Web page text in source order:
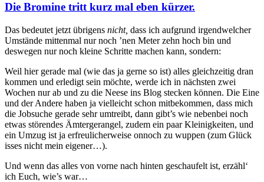
Die Bromine tritt kurz mal eben kürzer.
Das bedeutet jetzt übrigens nicht, dass ich aufgrund irgendwelcher
Umstände mittenmal nur noch ’nen Meter zehn hoch bin und
deswegen nur noch kleine Schritte machen kann, sondern:
Weil hier gerade mal (wie das ja gerne so ist) alles gleichzeitig dran
kommen und erledigt sein möchte, werde ich in nächsten zwei
Wochen nur ab und zu die Neese ins Blog stecken können. Die Eine
und der Andere haben ja vielleicht schon mitbekommen, dass mich
die Jobsuche gerade sehr umtreibt, dann gibt’s wie nebenbei noch
etwas störendes Ämtergerangel, zudem ein paar Kleinigkeiten, und
ein Umzug ist ja erfreulicherweise onnoch zu wuppen (zum Glück
isses nicht mein eigener…).
Und wenn das alles von vorne nach hinten geschaufelt ist, erzähl‘
ich Euch, wie’s war…